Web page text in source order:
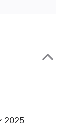
2025